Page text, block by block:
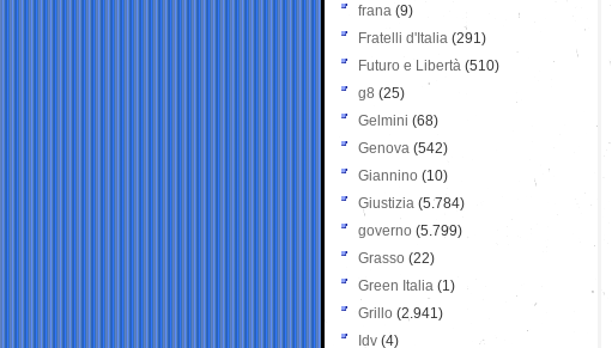
frana (9)
Fratelli d'Italia (291)
Futuro e Libertà (510)
g8 (25)
Gelmini (68)
Genova (542)
Giannino (10)
Giustizia (5.784)
governo (5.799)
Grasso (22)
Green Italia (1)
Grillo (2.941)
Idv (4)